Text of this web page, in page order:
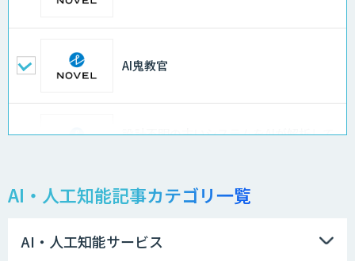
AI鬼教官
設計不明の古いシステムをAIが解析して
AI・人工知能記事カテゴリ一覧
AI・人工知能サービス